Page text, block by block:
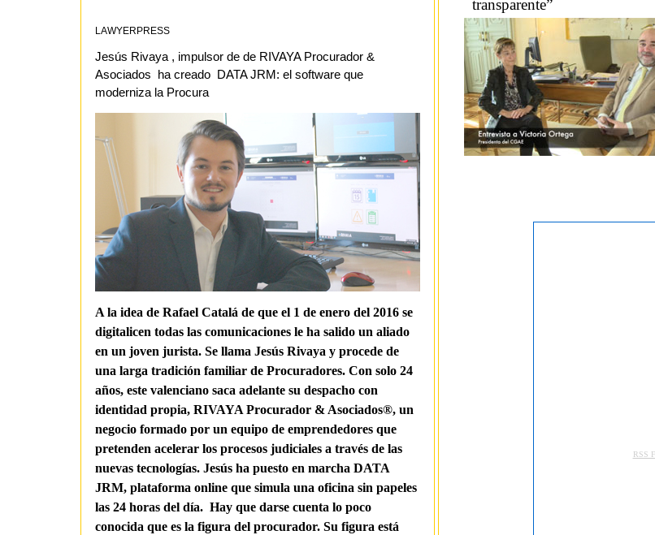
LAWYERPRESS
Jesús Rivaya , impulsor de de RIVAYA Procurador &
Asociados ha creado
DATA JRM: el software que
moderniza la Procura
A la idea de Rafael Catalá de que el 1 de enero del 2016 se
digitalicen todas las comunicaciones le ha salido un aliado
en un joven jurista. Se llama Jesús Rivaya y procede de
una larga tradición familiar de Procuradores. Con solo 24
años, este valenciano saca adelante su despacho con
identidad propia, RIVAYA Procurador & Asociados®, un
negocio formado por un equipo de emprendedores que
pretenden acelerar los procesos judiciales a través de las
nuevas tecnologías. Jesús ha puesto en marcha DATA
JRM, plataforma online que simula una oficina sin papeles
las 24 horas del día. Hay que darse cuenta lo poco
conocida que es la figura del procurador. Su figura está